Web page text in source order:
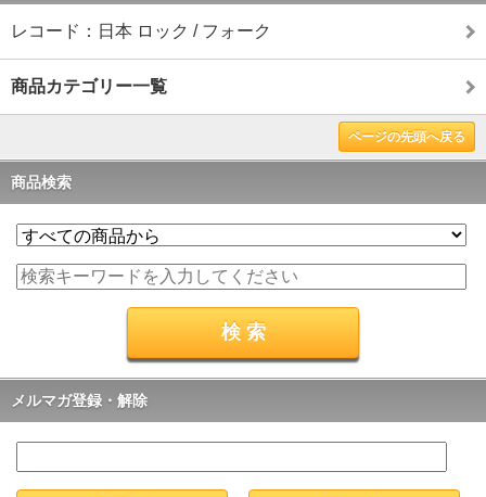
レコード：日本 ロック / フォーク
商品カテゴリー一覧
ページの先頭へ戻る
商品検索
メルマガ登録・解除